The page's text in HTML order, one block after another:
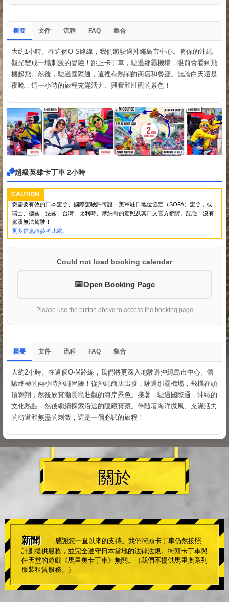
概要 文件 流程 FAQ 集合
大約1小時。在這個O-S路線，我們將駛過沖繩島市中心。將你的沖繩
觀光變成一場刺激的冒險！跳上卡丁車，駛過那霸機場，眼前會看到飛
機起飛。然後，駛過國際通，這裡有熱鬧的商店和餐廳。無論白天還是
夜晚，這一小時的旅程充滿活力、興奮和壯觀的景色！
超級英雄卡丁車 2小時
CAUTION
您需要有效的日本駕照、國際駕駛許可證、美軍駐日地位協定（SOFA）駕照，或
瑞士、德國、法國、台灣、比利時、摩納哥的駕照及其日文官方翻譯。記住！沒有
駕照無法駕駛！
更多信息請參考此處。
Could not load booking calendar
Open Booking Page
Please use the button above to access the booking page
概要 文件 流程 FAQ 集合
大約2小時。在這個O-M路線，我們將更深入地駛過沖繩島市中心。體
驗終極的兩小時沖繩冒險！從沖繩商店出發，駛過那霸機場，飛機在頭
頂翱翔，然後欣賞瀬長島壯觀的海岸景色。接著，駛過國際通，沖繩的
文化熱點，然後繼續探索沿途的隱藏寶藏。伴隨著海洋微風、充滿活力
的街道和無盡的刺激，這是一個必試的旅程！
關於
新聞
感謝您一直以來的支持。我們街頭卡丁車仍然按照
計劃提供服務，並完全遵守日本當地的法律法規。街頭卡丁車與
任天堂的遊戲《馬里奧卡丁車》無關。（我們不提供馬里奧系列
服裝租賃服務。）